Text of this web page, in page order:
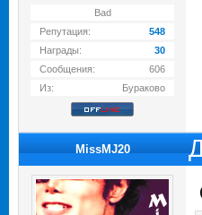
Bad
Репутация:
548
Награды:
30
Сообщения:
606
Из:
Бураково
MissMJ20